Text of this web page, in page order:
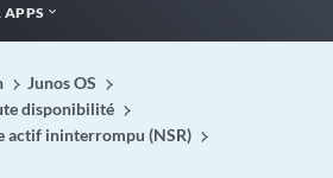
APPS
Junos OS
disponibilité
actif ininterrompu (NSR)